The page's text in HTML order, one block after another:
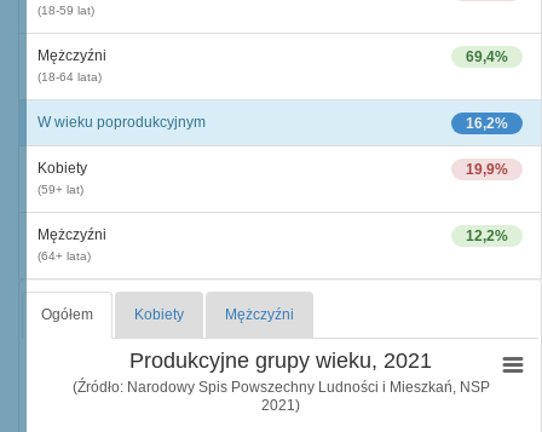
(18-59 lat)
69,4%
Mężczyźni
(18-64 lata)
16,2%
W wieku poprodukcyjnym
19,9%
Kobiety
(59+ lat)
12,2%
Mężczyźni
(64+ lata)
Ogółem Kobiety Mężczyźni
Produkcyjne grupy wieku, 2021
(Źródło: Narodowy Spis Powszechny Ludności i Mieszkań, NSP
2021)